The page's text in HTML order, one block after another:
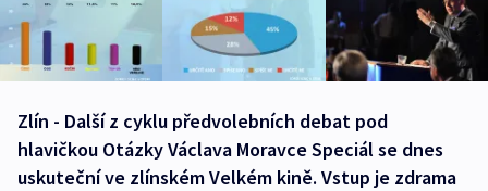
Zlín - Další z cyklu předvolebních debat pod
hlavičkou Otázky Václava Moravce Speciál se dnes
uskuteční ve zlínském Velkém kině. Vstup je zdrama